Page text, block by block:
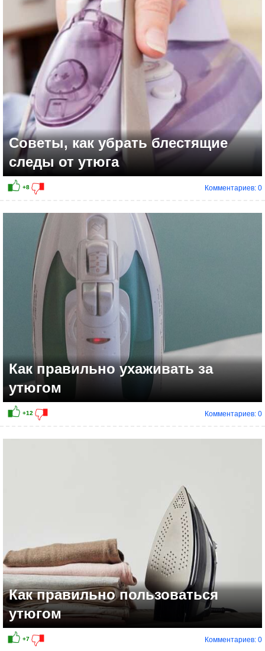
Советы, как убрать блестящие
следы от утюга
Комментариев: 0
Как правильно ухаживать за
утюгом
Комментариев: 0
Как правильно пользоваться
утюгом
Комментариев: 0